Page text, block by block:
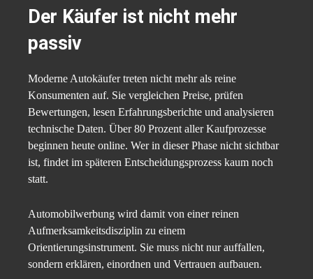
Der Käufer ist nicht mehr
passiv
Moderne Autokäufer treten nicht mehr als reine
Konsumenten auf. Sie vergleichen Preise, prüfen
Bewertungen, lesen Erfahrungsberichte und analysieren
technische Daten. Über 80 Prozent aller Kaufprozesse
beginnen heute online. Wer in dieser Phase nicht sichtbar
ist, findet im späteren Entscheidungsprozess kaum noch
statt.
Automobilwerbung wird damit von einer reinen
Aufmerksamkeitsdisziplin zu einem
Orientierungsinstrument. Sie muss nicht nur auffallen,
sondern erklären, einordnen und Vertrauen aufbauen.